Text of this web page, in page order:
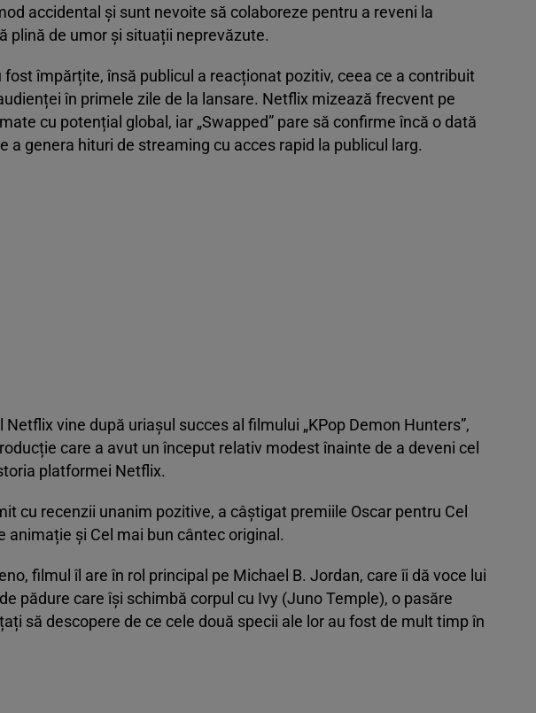
accidental și sunt nevoite să colaboreze pentru a reveni la
plină de umor și situații neprevăzute.
împărțite, însă publicul a reacționat pozitiv, ceea ce a contribuit
în primele zile de la lansare. Netflix mizează frecvent pe
cu potențial global, iar „Swapped” pare să confirme încă o dată
a genera hituri de streaming cu acces rapid la publicul larg.
vine după uriașul succes al filmului „KPop Demon Hunters”,
care a avut un început relativ modest înainte de a deveni cel
platformei Netflix.
cu recenzii unanim pozitive, a câștigat premiile Oscar pentru Cel
animație și Cel mai bun cântec original.
filmul îl are în rol principal pe Michael B. Jordan, care îi dă voce lui
pădure care își schimbă corpul cu Ivy (Juno Temple), o pasăre
să descopere de ce cele două specii ale lor au fost de mult timp în